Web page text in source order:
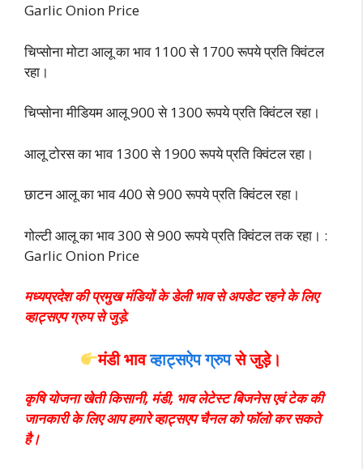
Garlic Onion Price
चिप्सोना मोटा आलू का भाव 1100 से 1700 रूपये प्रति क्विंटल
रहा।
चिप्सोना मीडियम आलू 900 से 1300 रूपये प्रति क्विंटल रहा।
आलू टोरस का भाव 1300 से 1900 रूपये प्रति क्विंटल रहा।
छाटन आलू का भाव 400 से 900 रूपये प्रति क्विंटल रहा।
गोल्टी आलू का भाव 300 से 900 रूपये प्रति क्विंटल तक रहा। :
Garlic Onion Price
मध्यप्रदेश की प्रमुख मंडियों के डेली भाव से अपडेट रहने के लिए
व्हाट्सएप ग्रुप से जुड़े.
मंडी भावव्हाट्सऐप ग्रुपसेजुड़े।
कृषि योजना खेती किसानी, मंडी, भाव लेटेस्ट बिजनेस एवं टेक की
जानकारी के लिए आप हमारे व्हाट्सएप चैनल को फॉलो कर सकते
है।